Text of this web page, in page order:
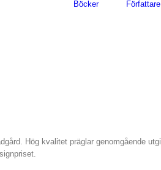
Böcker Författare
Hög kvalitet präglar genomgående